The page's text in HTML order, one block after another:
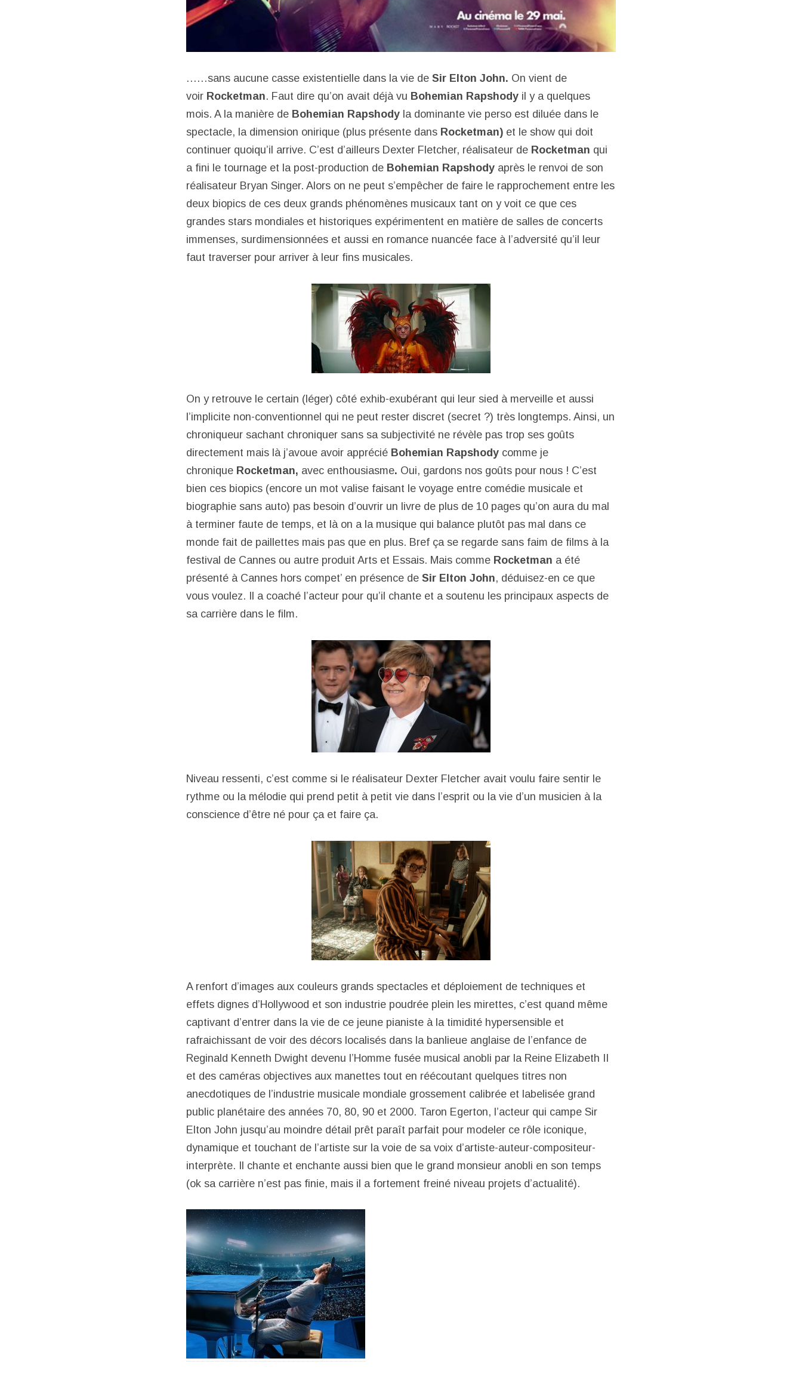
……sans aucune casse existentielle dans la vie de Sir Elton John. On vient de
voir Rocketman. Faut dire qu’on avait déjà vu Bohemian Rapshody il y a quelques
mois. A la manière de Bohemian Rapshody la dominante vie perso est diluée dans le
spectacle, la dimension onirique (plus présente dans Rocketman) et le show qui doit
continuer quoiqu’il arrive. C’est d’ailleurs Dexter Fletcher, réalisateur de Rocketman qui
a fini le tournage et la post-production de Bohemian Rapshody après le renvoi de son
réalisateur Bryan Singer. Alors on ne peut s’empêcher de faire le rapprochement entre les
deux biopics de ces deux grands phénomènes musicaux tant on y voit ce que ces
grandes stars mondiales et historiques expérimentent en matière de salles de concerts
immenses, surdimensionnées et aussi en romance nuancée face à l’adversité qu’il leur
faut traverser pour arriver à leur fins musicales.
On y retrouve le certain (léger) côté exhib-exubérant qui leur sied à merveille et aussi
l’implicite non-conventionnel qui ne peut rester discret (secret ?) très longtemps. Ainsi, un
chroniqueur sachant chroniquer sans sa subjectivité ne révèle pas trop ses goûts
directement mais là j’avoue avoir apprécié Bohemian Rapshody comme je
chronique Rocketman, avec enthousiasme. Oui, gardons nos goûts pour nous ! C’est
bien ces biopics (encore un mot valise faisant le voyage entre comédie musicale et
biographie sans auto) pas besoin d’ouvrir un livre de plus de 10 pages qu’on aura du mal
à terminer faute de temps, et là on a la musique qui balance plutôt pas mal dans ce
monde fait de paillettes mais pas que en plus. Bref ça se regarde sans faim de films à la
festival de Cannes ou autre produit Arts et Essais. Mais comme Rocketman a été
présenté à Cannes hors compet’ en présence de Sir Elton John, déduisez-en ce que
vous voulez. Il a coaché l’acteur pour qu’il chante et a soutenu les principaux aspects de
sa carrière dans le film.
Niveau ressenti, c’est comme si le réalisateur Dexter Fletcher avait voulu faire sentir le
rythme ou la mélodie qui prend petit à petit vie dans l’esprit ou la vie d’un musicien à la
conscience d’être né pour ça et faire ça.
A renfort d’images aux couleurs grands spectacles et déploiement de techniques et
effets dignes d’Hollywood et son industrie poudrée plein les mirettes, c’est quand même
captivant d’entrer dans la vie de ce jeune pianiste à la timidité hypersensible et
rafraichissant de voir des décors localisés dans la banlieue anglaise de l’enfance de
Reginald Kenneth Dwight devenu l’Homme fusée musical anobli par la Reine Elizabeth II
et des caméras objectives aux manettes tout en réécoutant quelques titres non
anecdotiques de l’industrie musicale mondiale grossement calibrée et labelisée grand
public planétaire des années 70, 80, 90 et 2000. Taron Egerton, l’acteur qui campe Sir
Elton John jusqu’au moindre détail prêt paraît parfait pour modeler ce rôle iconique,
dynamique et touchant de l’artiste sur la voie de sa voix d’artiste-auteur-compositeur-
interprète. Il chante et enchante aussi bien que le grand monsieur anobli en son temps
(ok sa carrière n’est pas finie, mais il a fortement freiné niveau projets d’actualité).